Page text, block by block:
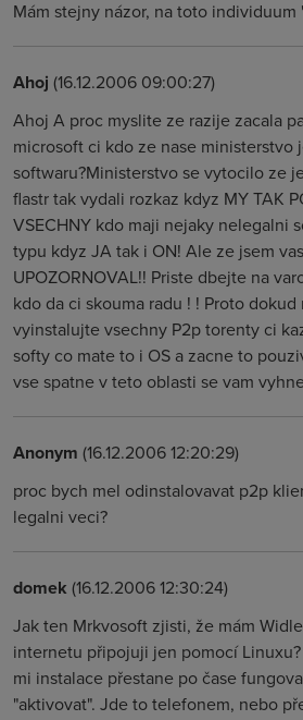
Mám stejny názor, na toto individuum
Ahoj (16.12.2006 09:00:27)
Ahoj A proc myslite ze razije zacala
microsoft ci kdo ze nase ministerstvo
softwaru?Ministerstvo se vytocilo ze
flastr tak vydali rozkaz kdyz MY TAK
VSECHNY kdo maji nejaky nelegalni
typu kdyz JA tak i ON! Ale ze jsem
UPOZORNOVAL!! Priste dbejte na
kdo da ci skouma radu ! ! Proto
vyinstalujte vsechny P2p torenty ci
softy co mate to i OS a zacne to
vse spatne v teto oblasti se vam
Anonym (16.12.2006 12:20:29)
proc bych mel odinstalovavat p2p
legalni veci?
domek (16.12.2006 12:30:24)
Jak ten Mrkvosoft zjisti, že mám
internetu připojuji jen pomocí
mi instalace přestane po čase
"aktivovat". Jde to telefonem, nebo